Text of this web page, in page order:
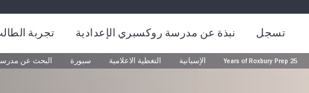
تسجل نبذة عن مدرسة روكسبري الإعدادية تجربة
25 Years of Roxbury Prep الإسبانية التغطية الاعلامية سبورة البحث عن